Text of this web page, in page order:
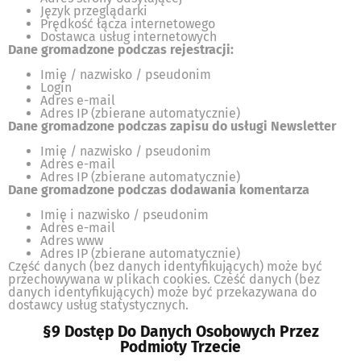
Język przeglądarki
Prędkość łącza internetowego
Dostawca usług internetowych
Dane gromadzone podczas rejestracji:
Imię / nazwisko / pseudonim
Login
Adres e-mail
Adres IP (zbierane automatycznie)
Dane gromadzone podczas zapisu do usługi Newsletter
Imię / nazwisko / pseudonim
Adres e-mail
Adres IP (zbierane automatycznie)
Dane gromadzone podczas dodawania komentarza
Imię i nazwisko / pseudonim
Adres e-mail
Adres www
Adres IP (zbierane automatycznie)
Część danych (bez danych identyfikujących) może być
przechowywana w plikach cookies. Cześć danych (bez
danych identyfikujących) może być przekazywana do
dostawcy usług statystycznych.
§9 Dostęp Do Danych Osobowych Przez
Podmioty Trzecie